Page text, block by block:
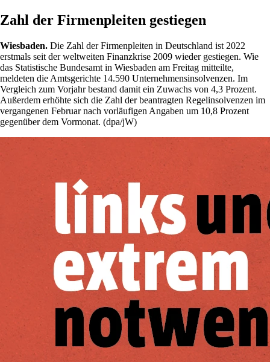
Zahl der Firmenpleiten gestiegen
Wiesbaden. Die Zahl der Firmenpleiten in Deutschland ist 2022
erstmals seit der weltweiten Finanzkrise 2009 wieder gestiegen. Wie
das Statistische Bundesamt in Wiesbaden am Freitag mitteilte,
meldeten die Amtsgerichte 14.590 Unternehmensinsolvenzen. Im
Vergleich zum Vorjahr bestand damit ein Zuwachs von 4,3 Prozent.
Außerdem erhöhte sich die Zahl der beantragten Regelinsolvenzen im
vergangenen Februar nach vorläufigen Angaben um 10,8 Prozent
gegenüber dem Vormonat. (dpa/jW)